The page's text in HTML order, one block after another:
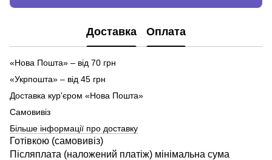
Доставка Оплата
«Нова Пошта» – від 70 грн
«Укрпошта» – від 45 грн
Доставка кур'єром «Нова Пошта»
Самовивіз
Більше інформації про доставку
Готівкою (самовивіз)
Післяплата (наложений платіж) мінімальна сума